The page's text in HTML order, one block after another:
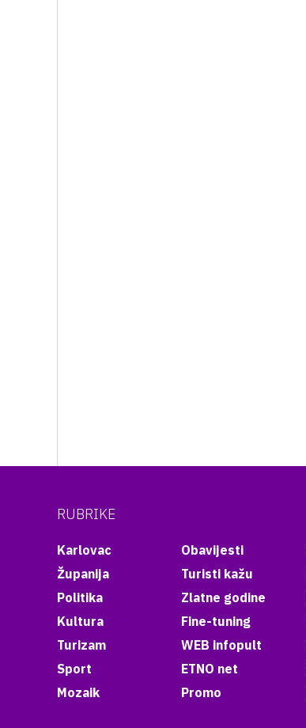
RUBRIKE
Karlovac
Županija
Politika
Kultura
Turizam
Sport
Mozaik
Obavijesti
Turisti kažu
Zlatne godine
Fine-tuning
WEB infopult
ETNO net
Promo